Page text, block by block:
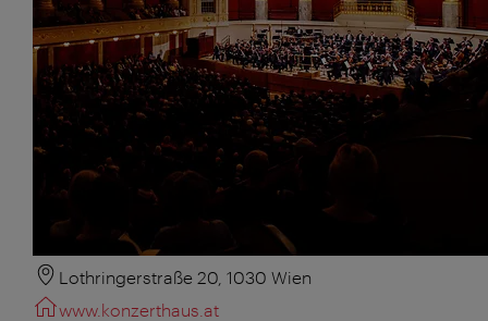
Lothringerstraße 20, 1030 Wien
www.konzerthaus.at